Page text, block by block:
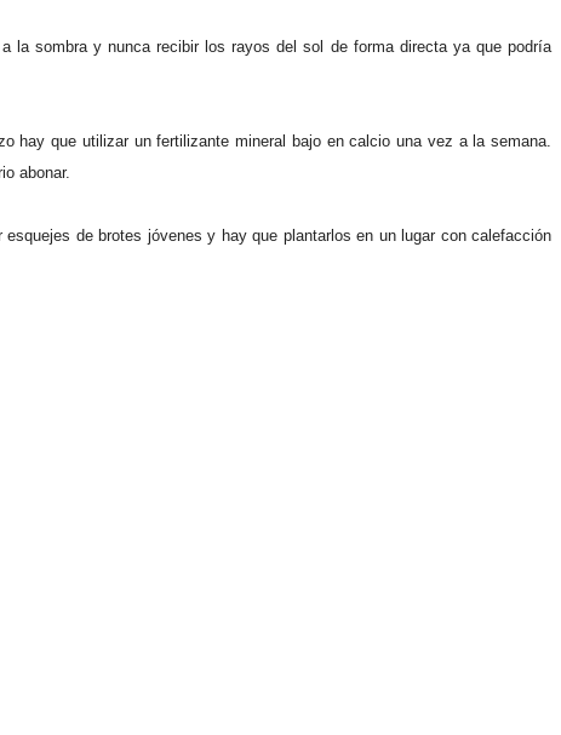
la sombra y nunca recibir los rayos del sol de forma directa ya que podría
hay que utilizar un fertilizante mineral bajo en calcio una vez a la semana.
abonar.
esquejes de brotes jóvenes y hay que plantarlos en un lugar con calefacción